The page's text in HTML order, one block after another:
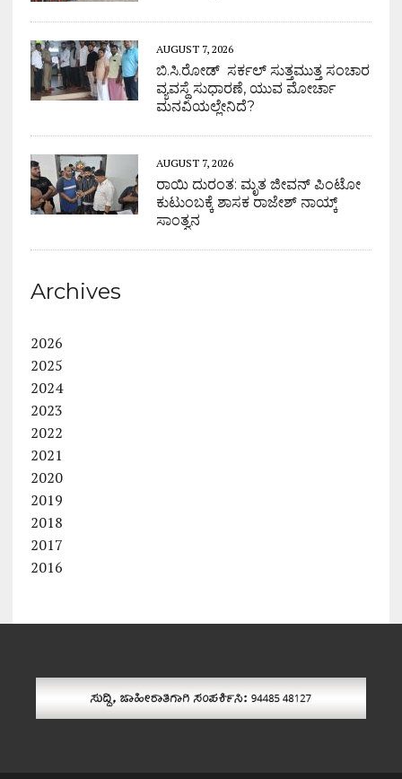
AUGUST 7, 2026
ಬಿ.ಸಿ.ರೋಡ್ ಸರ್ಕಲ್ ಸುತ್ತಮುತ್ತ ಸಂಚಾರ
ವ್ಯವಸ್ಥೆ ಸುಧಾರಣೆ, ಯುವ ಮೋರ್ಚಾ
ಮನವಿಯಲ್ಲೇನಿದೆ?
AUGUST 7, 2026
ರಾಯಿ ದುರಂತ: ಮೃತ ಜೀವನ್ ಪಿಂಟೋ
ಕುಟುಂಬಕ್ಕೆ ಶಾಸಕ ರಾಜೇಶ್ ನಾಯ್ಕ್
ಸಾಂತ್ವನ
Archives
2026
2025
2024
2023
2022
2021
2020
2019
2018
2017
2016